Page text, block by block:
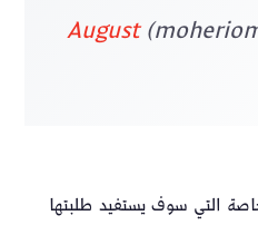
August
التي سوف يستفيد طلبتها